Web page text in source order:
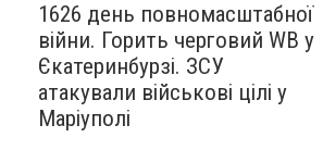
1626 день повномасштабної
війни. Горить черговий WB у
Єкатеринбурзі. ЗСУ
атакували військові цілі у
Маріуполі